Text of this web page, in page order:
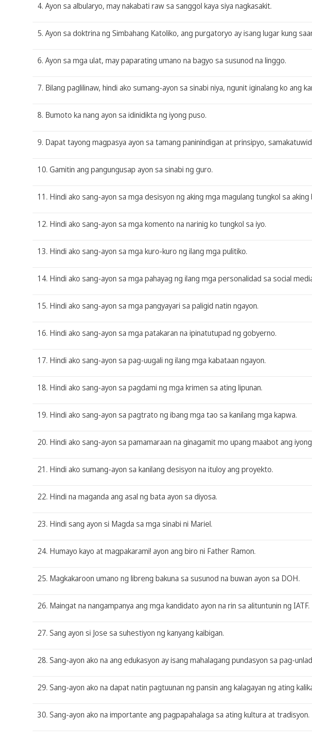
4. Ayon sa albularyo, may nakabati raw sa sanggol kaya siya nagkasakit.
5. Ayon sa doktrina ng Simbahang Katoliko, ang purgatoryo ay isang lugar kung
6. Ayon sa mga ulat, may paparating umano na bagyo sa susunod na linggo.
7. Bilang paglilinaw, hindi ako sumang-ayon sa sinabi niya, ngunit iginalang ko ang
8. Bumoto ka nang ayon sa idinidikta ng iyong puso.
9. Dapat tayong magpasya ayon sa tamang paninindigan at prinsipyo,
10. Gamitin ang pangungusap ayon sa sinabi ng guro.
11. Hindi ako sang-ayon sa mga desisyon ng aking mga magulang tungkol sa aking
12. Hindi ako sang-ayon sa mga komento na narinig ko tungkol sa iyo.
13. Hindi ako sang-ayon sa mga kuro-kuro ng ilang mga pulitiko.
14. Hindi ako sang-ayon sa mga pahayag ng ilang mga personalidad sa social
15. Hindi ako sang-ayon sa mga pangyayari sa paligid natin ngayon.
16. Hindi ako sang-ayon sa mga patakaran na ipinatutupad ng gobyerno.
17. Hindi ako sang-ayon sa pag-uugali ng ilang mga kabataan ngayon.
18. Hindi ako sang-ayon sa pagdami ng mga krimen sa ating lipunan.
19. Hindi ako sang-ayon sa pagtrato ng ibang mga tao sa kanilang mga kapwa.
20. Hindi ako sang-ayon sa pamamaraan na ginagamit mo upang maabot ang
21. Hindi ako sumang-ayon sa kanilang desisyon na ituloy ang proyekto.
22. Hindi na maganda ang asal ng bata ayon sa diyosa.
23. Hindi sang ayon si Magda sa mga sinabi ni Mariel.
24. Humayo kayo at magpakarami! ayon ang biro ni Father Ramon.
25. Magkakaroon umano ng libreng bakuna sa susunod na buwan ayon sa DOH.
26. Maingat na nangampanya ang mga kandidato ayon na rin sa alituntunin ng IATF.
27. Sang ayon si Jose sa suhestiyon ng kanyang kaibigan.
28. Sang-ayon ako na ang edukasyon ay isang mahalagang pundasyon sa pag-
29. Sang-ayon ako na dapat natin pagtuunan ng pansin ang kalagayan ng ating
30. Sang-ayon ako na importante ang pagpapahalaga sa ating kultura at tradisyon.